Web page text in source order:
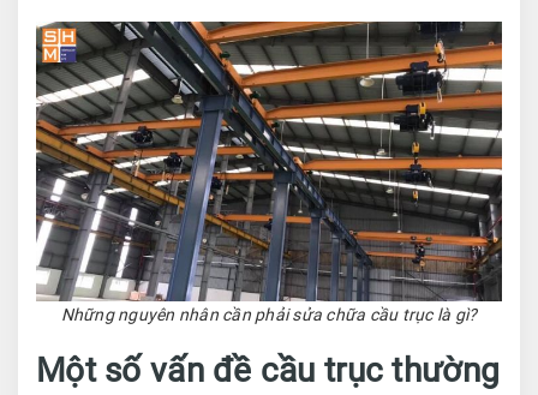
Những nguyên nhân cần phải sửa chữa cầu trục là gì?
Một số vấn đề cầu trục thường